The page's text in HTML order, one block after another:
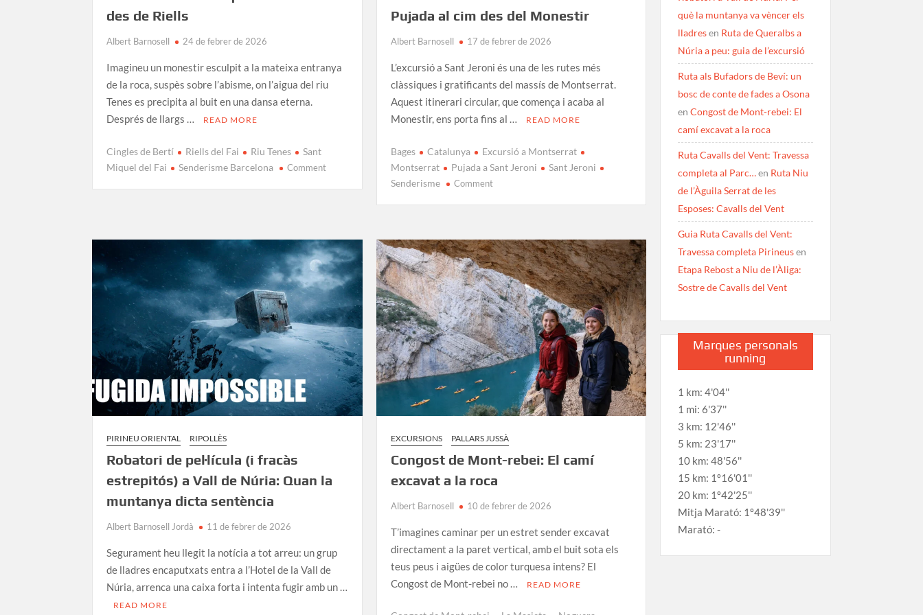
des de Riells
Albert Barnosell 24 de febrer de 2026
Imagineu un monestir esculpit a la mateixa entranya
de la roca, suspès sobre l’abisme, on l’aigua del riu
Tenes es precipita al buit en una dansa eterna.
Després de llargs …
READ MORE
Cingles de Bertí Riells del Fai Riu Tenes
Sant
Miquel del Fai
Senderisme Barcelona Commenton
del
Fai:
Ruta
des
de
Riells
Pujada al cim des del Monestir
Albert Barnosell 17 de febrer de 2026
L’excursió a Sant Jeroni és una de les rutes més
clàssiques i gratificants del massís de Montserrat.
Aquest itinerari circular, que comença i acaba al
Monestir, ens porta fins al …
READ MORE
Bages Catalunya
Excursió a Montserrat
Montserrat
Pujada a Sant Jeroni
Sant Jeroni
Senderisme
Commenton
Jeroni
Montserrat:
Pujada
al
cim
des
del
Monestir
PIRINEU ORIENTAL RIPOLLÈS
Robatori de pel·lícula (i fracàs
estrepitós) a Vall de Núria: Quan la
muntanya dicta sentència
Albert Barnosell Jordà 11 de febrer de 2026
Segurament heu llegit la notícia a tot arreu: un grup
de lladres encaputxats entra a l’Hotel de la Vall de
Núria, arrenca una caixa forta i intenta fugir amb un …
READ MORE
EXCURSIONS PALLARS JUSSÀ
Congost de Mont-rebei: El camí
excavat a la roca
Albert Barnosell 10 de febrer de 2026
T’imagines caminar per un estret sender excavat
directament a la paret vertical, amb el buit sota els
teus peus i aigües de color turquesa intens? El
Congost de Mont-rebei no …
READ MORE
què la muntanya va vèncer els
lladresen Ruta de Queralbs a
Núria a peu: guia de l’excursió
Ruta als Bufadors de Beví: un
bosc de conte de fades a Osona
en Congost de Mont-rebei: El
camí excavat a la roca
Ruta Cavalls del Vent: Travessa
completa al Parc…en Ruta Niu
de l’Àguila Serrat de les
Esposes: Cavalls del Vent
Guia Ruta Cavalls del Vent:
Travessa completa Pirineusen
Etapa Rebost a Niu de l’Àliga:
Sostre de Cavalls del Vent
Marques personals
running
1 km: 4'04''
1 mi: 6'37''
3 km: 12'46''
5 km: 23'17''
10 km: 48'56''
15 km: 1º16'01''
20 km: 1º42'25''
Mitja Marató: 1º48'39''
Marató: -